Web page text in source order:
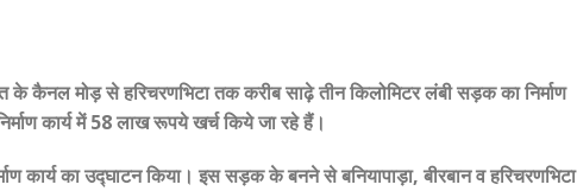
कैनल मोड़ से हरिचरणभिटा तक करीब साढ़े तीन किलोमिटर लंबी सड़क का निर्माण
कार्य में 58 लाख रूपये खर्च किये जा रहे हैं।
कार्य का उद्घाटन किया। इस सड़क के बनने से बनियापाड़ा, बीरबान व हरिचरणभिटा